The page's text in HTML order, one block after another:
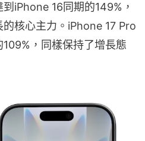
iPhone 16同期的149%，
核心主力。iPhone 17 Pro
，同樣保持了增長態